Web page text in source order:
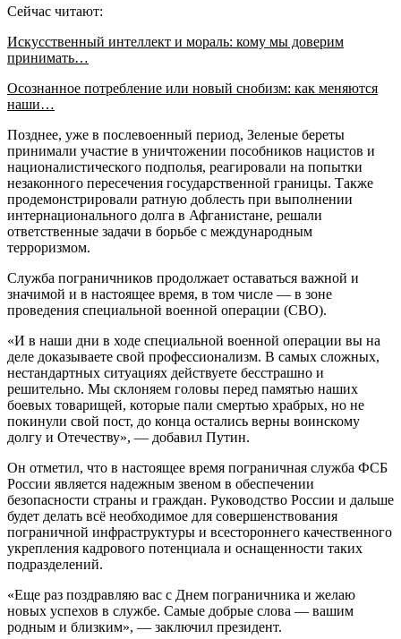
Сейчас читают:
Искусственный интеллект и мораль: кому мы доверим
принимать…
Осознанное потребление или новый снобизм: как меняются
наши…
Позднее, уже в послевоенный период, Зеленые береты
принимали участие в уничтожении пособников нацистов и
националистического подполья, реагировали на попытки
незаконного пересечения государственной границы. Также
продемонстрировали ратную доблесть при выполнении
интернационального долга в Афганистане, решали
ответственные задачи в борьбе с международным
терроризмом.
Служба пограничников продолжает оставаться важной и
значимой и в настоящее время, в том числе — в зоне
проведения специальной военной операции (СВО).
«И в наши дни в ходе специальной военной операции вы на
деле доказываете свой профессионализм. В самых сложных,
нестандартных ситуациях действуете бесстрашно и
решительно. Мы склоняем головы перед памятью наших
боевых товарищей, которые пали смертью храбрых, но не
покинули свой пост, до конца остались верны воинскому
долгу и Отечеству», — добавил Путин.
Он отметил, что в настоящее время пограничная служба ФСБ
России является надежным звеном в обеспечении
безопасности страны и граждан. Руководство России и дальше
будет делать всё необходимое для совершенствования
пограничной инфраструктуры и всестороннего качественного
укрепления кадрового потенциала и оснащенности таких
подразделений.
«Еще раз поздравляю вас с Днем пограничника и желаю
новых успехов в службе. Самые добрые слова — вашим
родным и близким», — заключил президент.